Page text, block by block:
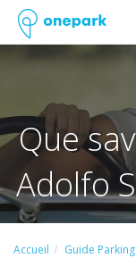
Que
Adolfo
Accueil
Guide Parking